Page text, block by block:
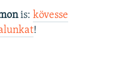
is: kövesse
! ​